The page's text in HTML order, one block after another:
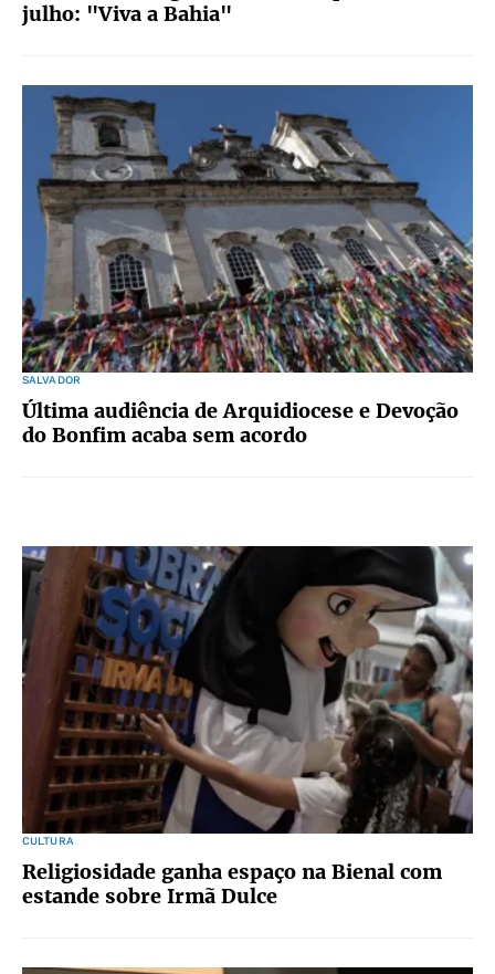
julho: "Viva a Bahia"
SALVADOR
Última audiência de Arquidiocese e Devoção
do Bonfim acaba sem acordo
CULTURA
Religiosidade ganha espaço na Bienal com
estande sobre Irmã Dulce